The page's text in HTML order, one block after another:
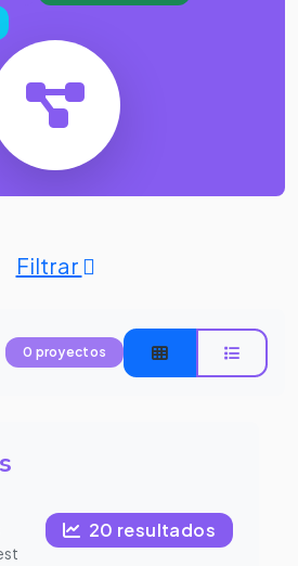
Filtrar
0 proyectos
20 resultados